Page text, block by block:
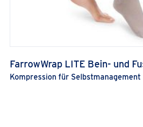
FarrowWrap LITE Bein- und
Kompression für Selbstmanagement